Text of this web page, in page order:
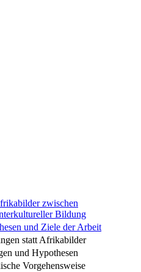
zwischen
Bildung
und Ziele der Arbeit
statt Afrikabilder
und Hypothesen
Vorgehensweise